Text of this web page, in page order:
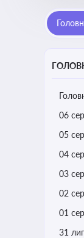
06
05
04
03
02
01
31